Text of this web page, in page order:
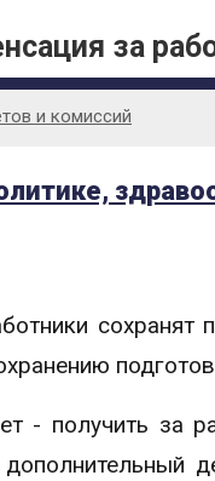
за
и комиссий
сохранят
- получить за